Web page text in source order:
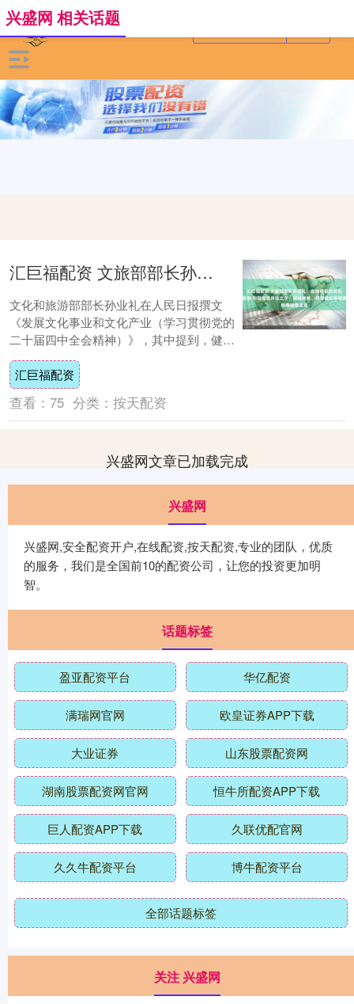
兴盛网 相关话题
汇巨福配资 文旅部部长孙业礼：实施积极的文化经济政策 引导规范网络文学、网络游戏、网络视听等健康发展
文化和旅游部部长孙业礼在人民日报撰文
《发展文化事业和文化产业（学习贯彻党的
二十届四中全会精神）》，其中提到，健全
文化产业体系。实施积极的文化经济政策，
推动财政、....
汇巨福配资
查看： 75 分类： 按天配资
兴盛网文章已加载完成
兴盛网
兴盛网,安全配资开户,在线配资,按天配资,专业的团队，优质
的服务，我们是全国前10的配资公司，让您的投资更加明
智。
话题标签
盈亚配资平台 华亿配资
满瑞网官网 欧皇证券APP下载
大业证券 山东股票配资网
湖南股票配资网官网 恒牛所配资APP下载
巨人配资APP下载 久联优配官网
久久牛配资平台 博牛配资平台
全部话题标签
关注 兴盛网